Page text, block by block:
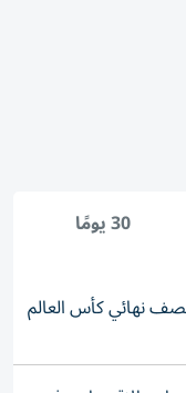
30 يومًا
نهائي كأس العالم